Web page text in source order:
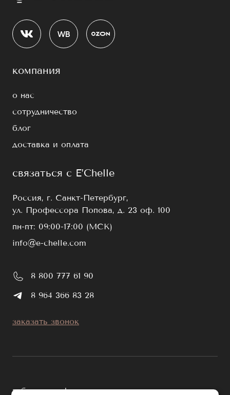
компания
о нас
сотрудничество
блог
доставка и оплата
связаться с E’Chelle
Россия, г. Санкт-Петербург,
ул. Профессора Попова, д. 23 оф. 100
пн-пт: 09:00-17:00 (МСК)
info@e-chelle.com
8 800 777 61 90
8 964 366 83 28
заказать звонок
публичная оферта